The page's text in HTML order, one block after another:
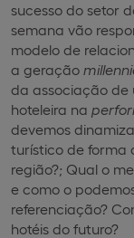
sucesso do setor
semana vão
modelo de
a geração
da associação
hoteleira na
devemos
turístico de forma
região?; Qual o
e como o
referenciação?
hotéis do futuro?